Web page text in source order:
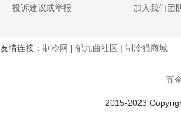
投诉建议或举报
加入我们团
友情连接： 制冷网 | 郁九曲社区 | 制冷猫商城
五
2015-2023